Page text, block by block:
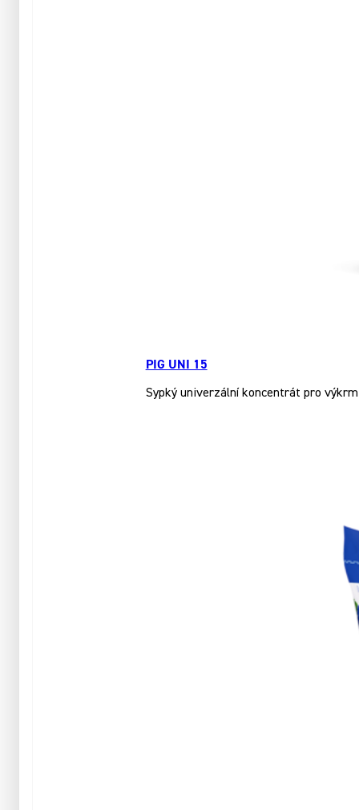
PIG UNI 15
Sypký univerzální koncentrát pro